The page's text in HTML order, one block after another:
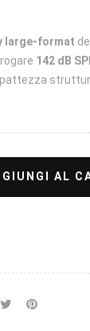
large-format
142 dB
AL